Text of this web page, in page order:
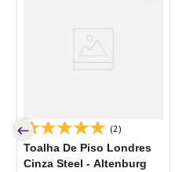
(2)
Toalha De Piso Londres
Cinza Steel - Altenburg